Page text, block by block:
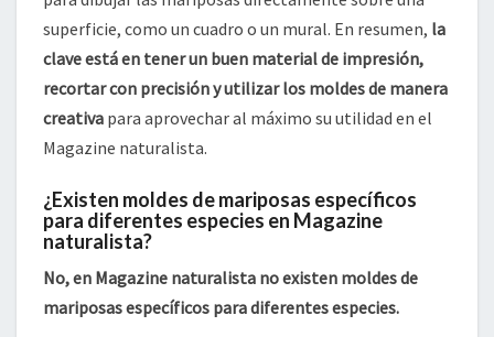
superficie, como un cuadro o un mural. En resumen, la
clave está en tener un buen material de impresión,
recortar con precisión y utilizar los moldes de manera
creativa para aprovechar al máximo su utilidad en el
Magazine naturalista.
¿Existen moldes de mariposas específicos
para diferentes especies en Magazine
naturalista?
No, en Magazine naturalista no existen moldes de
mariposas específicos para diferentes especies.